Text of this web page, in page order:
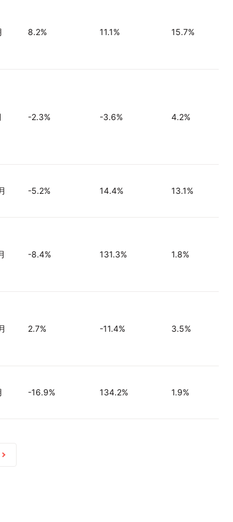
8.2% 11.1% 15.7%
-2.3% -3.6% 4.2%
-5.2% 14.4% 13.1%
-8.4% 131.3% 1.8%
2.7% -11.4% 3.5%
-16.9% 134.2% 1.9%